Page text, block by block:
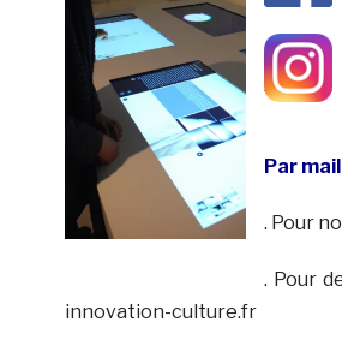
Par mail
. Pour
. Pour
innovation-culture.fr